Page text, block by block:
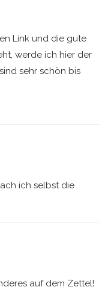
Link und die gute
werde ich hier der
sehr schön bis
ich selbst die
auf dem Zettel!